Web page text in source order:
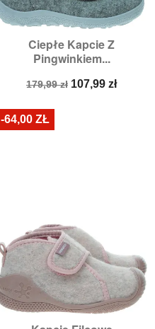
Ciepłe Kapcie Z
Pingwinkiem...
Cena
179,99 zł Cena
107,99 zł
Szybki podgląd
Rozmiary:23,27
-64,00 ZŁ